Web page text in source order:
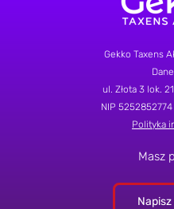
Gekko Taxens
ul. Złota 3 lok. 21
NIP 5252852774
Polityka
Masz